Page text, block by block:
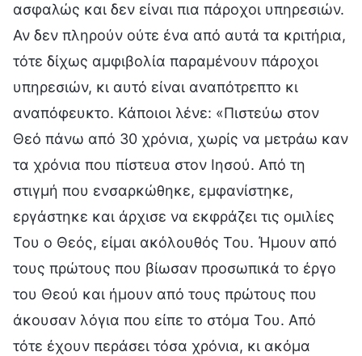
ασφαλώς και δεν είναι πια πάροχοι υπηρεσιών.
Αν δεν πληρούν ούτε ένα από αυτά τα κριτήρια,
τότε δίχως αμφιβολία παραμένουν πάροχοι
υπηρεσιών, κι αυτό είναι αναπότρεπτο κι
αναπόφευκτο. Κάποιοι λένε: «Πιστεύω στον
Θεό πάνω από 30 χρόνια, χωρίς να μετράω καν
τα χρόνια που πίστευα στον Ιησού. Από τη
στιγμή που ενσαρκώθηκε, εμφανίστηκε,
εργάστηκε και άρχισε να εκφράζει τις ομιλίες
Του ο Θεός, είμαι ακόλουθός Του. Ήμουν από
τους πρώτους που βίωσαν προσωπικά το έργο
του Θεού και ήμουν από τους πρώτους που
άκουσαν λόγια που είπε το στόμα Του. Από
τότε έχουν περάσει τόσα χρόνια, κι ακόμα